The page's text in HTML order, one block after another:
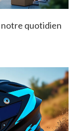
notre quotidien